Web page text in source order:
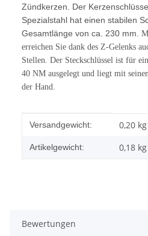
Zündkerzen. Der
Spezialstahl hat einen stabilen
Gesamtlänge von ca. 230 mm.
erreichen Sie dank des Z-Gelenks
Stellen. Der Steckschlüssel ist für
40 NM ausgelegt und liegt mit
der Hand.
Produkteigenschaft
Wert
Versandgewicht: 0,20 kg
Artikelgewicht: 0,18 kg
Bewertungen